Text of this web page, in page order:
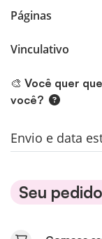
Páginas
Vinculativo
🎨 Você quer
você?
Envio e data
Seu